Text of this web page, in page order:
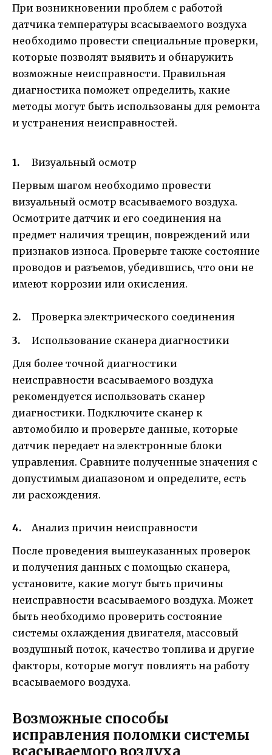
При возникновении проблем с работой
датчика температуры всасываемого воздуха
необходимо провести специальные проверки,
которые позволят выявить и обнаружить
возможные неисправности. Правильная
диагностика поможет определить, какие
методы могут быть использованы для ремонта
и устранения неисправностей.
Визуальный осмотр
Первым шагом необходимо провести
визуальный осмотр всасываемого воздуха.
Осмотрите датчик и его соединения на
предмет наличия трещин, повреждений или
признаков износа. Проверьте также состояние
проводов и разъемов, убедившись, что они не
имеют коррозии или окисления.
Проверка электрического соединения
Использование сканера диагностики
Для более точной диагностики
неисправности всасываемого воздуха
рекомендуется использовать сканер
диагностики. Подключите сканер к
автомобилю и проверьте данные, которые
датчик передает на электронные блоки
управления. Сравните полученные значения с
допустимым диапазоном и определите, есть
ли расхождения.
Анализ причин неисправности
После проведения вышеуказанных проверок
и получения данных с помощью сканера,
установите, какие могут быть причины
неисправности всасываемого воздуха. Может
быть необходимо проверить состояние
системы охлаждения двигателя, массовый
воздушный поток, качество топлива и другие
факторы, которые могут повлиять на работу
всасываемого воздуха.
Возможные способы
исправления поломки системы
всасываемого воздуха